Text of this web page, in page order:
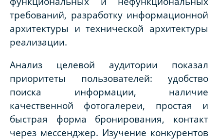
требований, разработку информационной
архитектуры и технической архитектуры
реализации.
Анализ целевой аудитории показал
приоритеты пользователей: удобство
поиска информации, наличие
качественной фотогалереи, простая и
быстрая форма бронирования, контакт
через мессенджер. Изучение конкурентов